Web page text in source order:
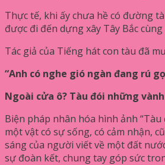
Thực tế, khi ấy chưa hề có đường
được đi đến dựng xây Tây Bắc
Tác giả của Tiếng hát con tàu đã
“Anh có nghe gió ngàn đang rú
Ngoài cửa ô? Tàu đói những
Biện pháp nhân hóa hình ảnh
một vật có sự sống, có cảm nhận,
sáng của người viết về một đất
sự đoàn kết, chung tay góp sức